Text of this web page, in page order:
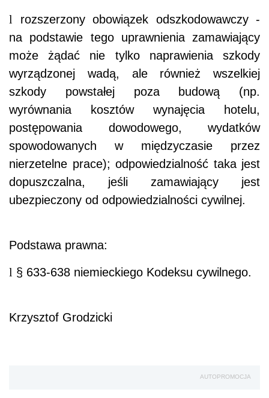
l rozszerzony obowiązek odszkodowawczy -
na podstawie tego uprawnienia zamawiający
może żądać nie tylko naprawienia szkody
wyrządzonej wadą, ale również wszelkiej
szkody powstałej poza budową (np.
wyrównania kosztów wynajęcia hotelu,
postępowania dowodowego, wydatków
spowodowanych w międzyczasie przez
nierzetelne prace); odpowiedzialność taka jest
dopuszczalna, jeśli zamawiający jest
ubezpieczony od odpowiedzialności cywilnej.
Podstawa prawna:
l § 633-638 niemieckiego Kodeksu cywilnego.
Krzysztof Grodzicki
AUTOPROMOCJA